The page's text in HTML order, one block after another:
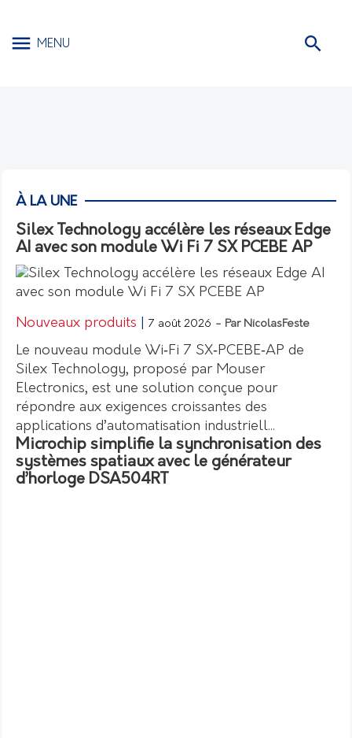
MENU
À LA UNE
Silex Technology accélère les réseaux Edge
AI avec son module Wi Fi 7 SX PCEBE AP
Nouveaux produits 7 août 2026 - Par NicolasFeste
Le nouveau module Wi‑Fi 7 SX‑PCEBE‑AP de
Silex Technology, proposé par Mouser
Electronics, est une solution conçue pour
répondre aux exigences croissantes des
applications d’automatisation industriell...
Microchip simplifie la synchronisation des
systèmes spatiaux avec le générateur
d’horloge DSA504RT